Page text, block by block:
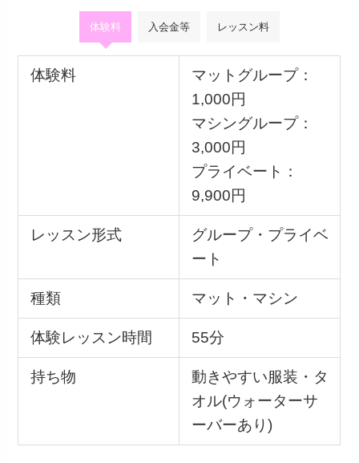
体験料 入会金等 レッスン料
体験料
マットグループ：
1,000円
マシングループ：
3,000円
プライベート：
9,900円
レッスン形式
グループ・プライベ
ート
種類 マット・マシン
体験レッスン時間 55分
持ち物
動きやすい服装・タ
オル(ウォーターサ
ーバーあり)